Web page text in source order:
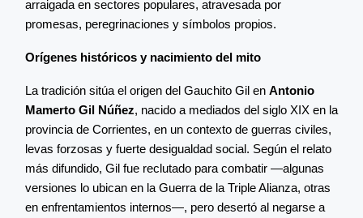
arraigada en sectores populares, atravesada por
promesas, peregrinaciones y símbolos propios.
Orígenes históricos y nacimiento del mito
La tradición sitúa el origen del Gauchito Gil en Antonio
Mamerto Gil Núñez, nacido a mediados del siglo XIX en la
provincia de Corrientes, en un contexto de guerras civiles,
levas forzosas y fuerte desigualdad social. Según el relato
más difundido, Gil fue reclutado para combatir —algunas
versiones lo ubican en la Guerra de la Triple Alianza, otras
en enfrentamientos internos—, pero desertó al negarse a